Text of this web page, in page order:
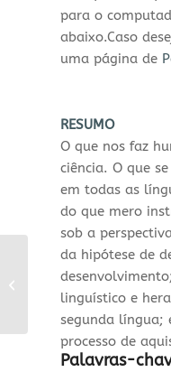
para o
abaixo.Caso
uma página de
RESUMO
O que nos faz
ciência. O que
em todas as
do que mero
sob a
da hipótese de
linguístico e
segunda língua;
processo de
Palavras-
Opinião:
Internacionalização
do currículo para uma
cidadania global